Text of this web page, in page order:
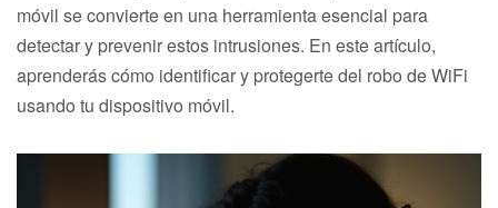
móvil se convierte en una herramienta esencial para
detectar y prevenir estos intrusiones. En este artículo,
aprenderás cómo identificar y protegerte del robo de WiFi
usando tu dispositivo móvil.